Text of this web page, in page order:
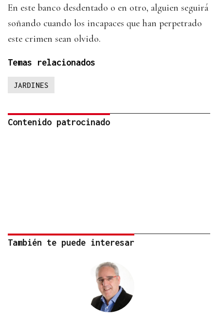
En este banco desdentado o en otro, alguien seguirá
soñando cuando los incapaces que han perpetrado
este crimen sean olvido.
Temas relacionados
JARDINES
Contenido patrocinado
También te puede interesar